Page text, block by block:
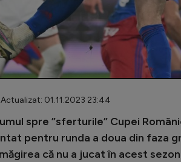
01.11.2023 23:44
spre ”sferturile” Cupei
pentru runda a doua din faza
că nu a jucat în acest